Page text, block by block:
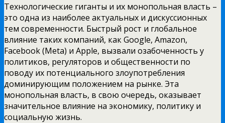
Технологические гиганты и их монопольная власть –
это одна из наиболее актуальных и дискуссионных
тем современности. Быстрый рост и глобальное
влияние таких компаний, как Google, Amazon,
Facebook (Meta) и Apple, вызвали озабоченность у
политиков, регуляторов и общественности по
поводу их потенциального злоупотребления
доминирующим положением на рынке. Эта
монопольная власть, в свою очередь, оказывает
значительное влияние на экономику, политику и
социальную жизнь.